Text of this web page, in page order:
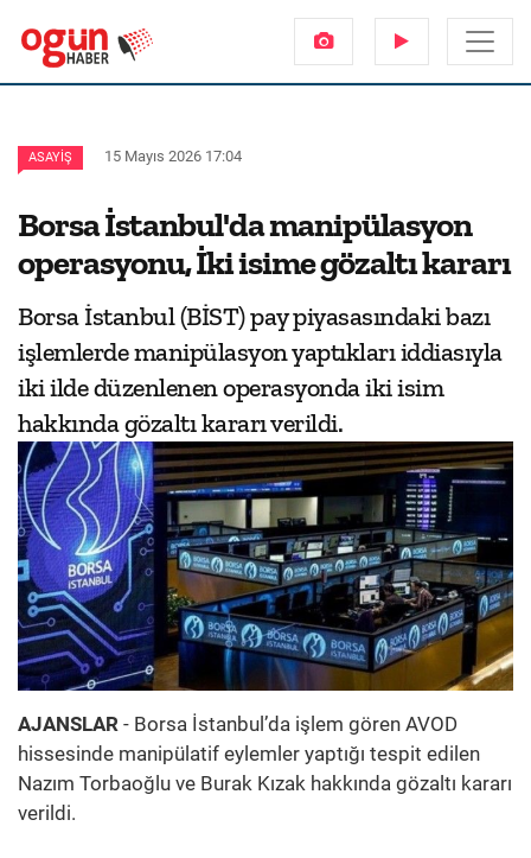
ASAYIŞ 15 Mayıs 2026 17:04
Borsa İstanbul'da manipülasyon
operasyonu, İki isime gözaltı kararı
Borsa İstanbul (BİST) pay piyasasındaki bazı
işlemlerde manipülasyon yaptıkları iddiasıyla
iki ilde düzenlenen operasyonda iki isim
hakkında gözaltı kararı verildi.
AJANSLAR - Borsa İstanbul’da işlem gören AVOD
hissesinde manipülatif eylemler yaptığı tespit edilen
Nazım Torbaoğlu ve Burak Kızak hakkında gözaltı kararı
verildi.